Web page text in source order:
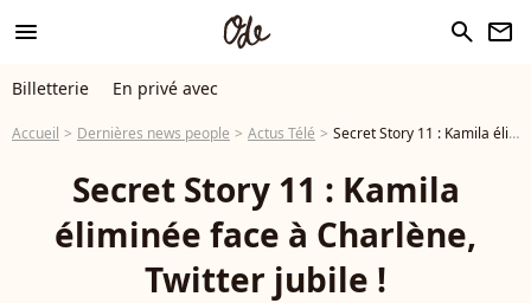
menu search newsletter
Billetterie En privé avec
Accueil Dernières news people Actus Télé Secret Story 11 : Kamila éliminée face à Charlène, Twitter jubile !
Secret Story 11 : Kamila
éliminée face à Charlène,
Twitter jubile !